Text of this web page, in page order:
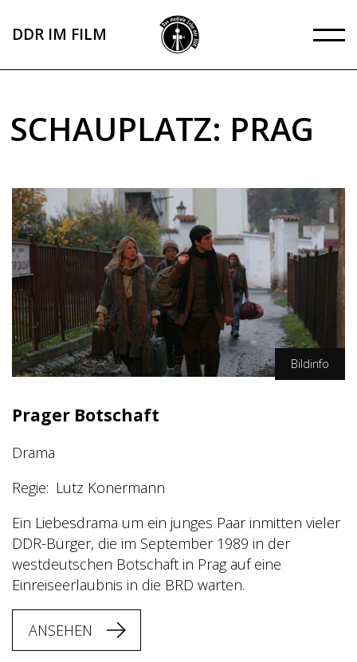
zum
DDR IM FILM
SCHAUPLATZ: PRAG
Bildinfo
Prager Botschaft
Drama
Regie
Lutz Konermann
Ein Liebesdrama um ein junges Paar inmitten vieler
DDR-Bürger, die im September 1989 in der
westdeutschen Botschaft in Prag auf eine
Einreiseerlaubnis in die BRD warten.
ANSEHEN